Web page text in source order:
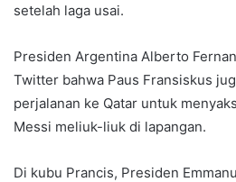
setelah laga usai.
Presiden Argentina Alberto
Twitter bahwa Paus Fransiskus
perjalanan ke Qatar untuk
Messi meliuk-liuk di lapangan.
Di kubu Prancis, Presiden